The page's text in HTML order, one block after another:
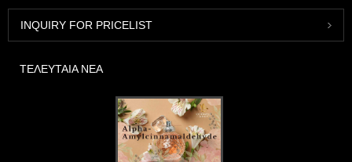
INQUIRY FOR PRICELIST
ΤΕΛΕΥΤΑΊΑ ΝΈΑ